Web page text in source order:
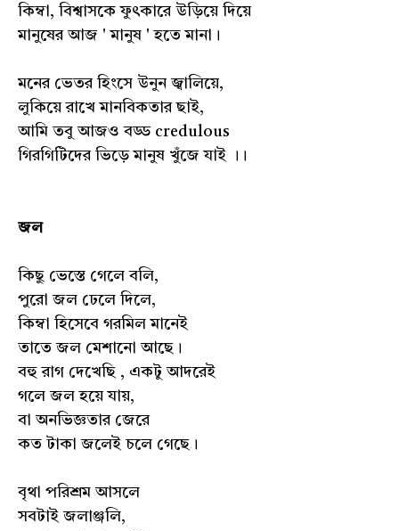
কিম্বা, বিশ্বাসকে ফুৎকারে উড়িয়ে দিয়ে
মানুষের আজ ' মানুষ ' হতে মানা।
মনের ভেতর হিংসে উনুন জ্বালিয়ে,
লুকিয়ে রাখে মানবিকতার ছাই,
আমি তবু আজও বড্ড credulous
গিরগিটিদের ভিড়ে মানুষ খুঁজে যাই ।।
জল
কিছু ভেস্তে গেলে বলি,
পুরো জল ঢেলে দিলে,
কিম্বা হিসেবে গরমিল মানেই
তাতে জল মেশানো আছে।
বহু রাগ দেখেছি , একটু আদরেই
গলে জল হয়ে যায়,
বা অনভিজ্ঞতার জেরে
কত টাকা জলেই চলে গেছে।
বৃথা পরিশ্রম আসলে
সবটাই জলাঞ্জলি,